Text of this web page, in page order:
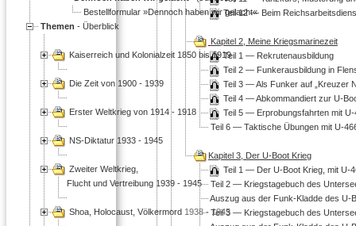
Teil 12 — Beim
Kapitel 2, Meine Kriegsmarinezeit
Teil 1 — Rekrutenausbildung
Teil 2 — Funkerausbildung in
Teil 3 — Als Funker auf
Kreuzer
Teil 4 — Abkommandiert zur U-
Teil 5 — Erprobungsfahrten mit U-
Teil 6 — Taktische Übungen mit U-
Kapitel 3, Der U-Boot Krieg
Teil 1 — Der U-Boot Krieg, mit U-
Teil 2 — Kriegstagebuch des
Auszug aus der Funk-Kladde des U-
Teil 3 — Kriegstagebuch des
Bestellformular »Dennoch haben wir gelacht«
Themen - Überblick
Kaiserreich und Kolonialzeit 1850 bis 1919
Die Zeit von 1900 - 1939
Erster Weltkrieg von 1914 - 1918
NS-Diktatur 1933 - 1945
Zweiter Weltkrieg,
Flucht und Vertreibung 1939 - 1945
Shoa, Holocaust, Völkermord 1938 - 1945